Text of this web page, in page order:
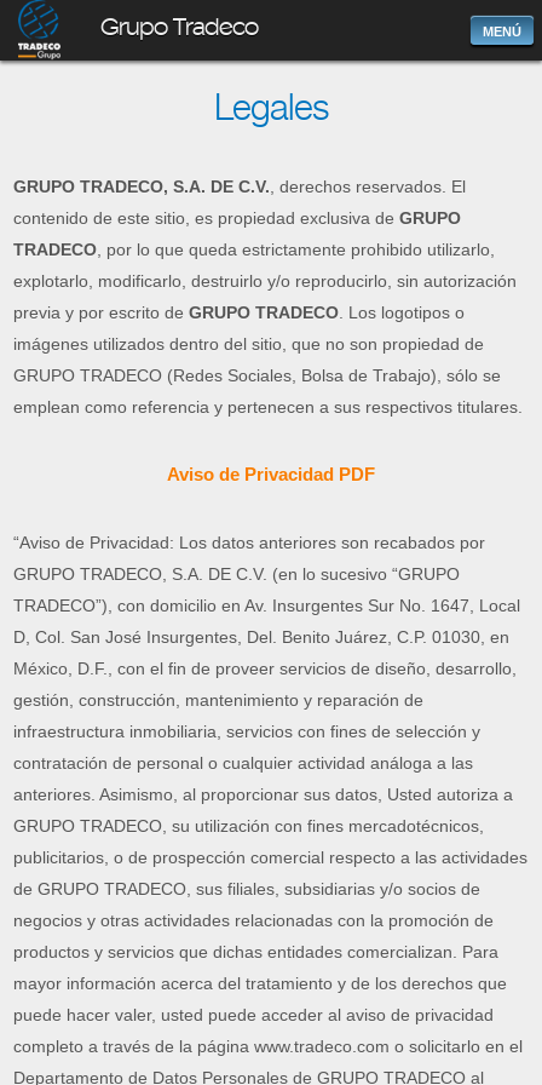
Grupo Tradeco MENÚ
Legales
GRUPO TRADECO, S.A. DE C.V. , derechos reservados. El
contenido de este sitio, es propiedad exclusiva deGRUPO
TRADECO , por lo que queda estrictamente prohibido utilizarlo,
explotarlo, modificarlo, destruirlo y/o reproducirlo, sin autorización
previa y por escrito deGRUPO TRADECO . Los logotipos o
imágenes utilizados dentro del sitio, que no son propiedad de
GRUPO TRADECO (Redes Sociales, Bolsa de Trabajo), sólo se
emplean como referencia y pertenecen a sus respectivos titulares.
Aviso de Privacidad PDF
“Aviso de Privacidad: Los datos anteriores son recabados por
GRUPO TRADECO, S.A. DE C.V. (en lo sucesivo “GRUPO
TRADECO”), con domicilio en Av. Insurgentes Sur No. 1647, Local
D, Col. San José Insurgentes, Del. Benito Juárez, C.P. 01030, en
México, D.F., con el fin de proveer servicios de diseño, desarrollo,
gestión, construcción, mantenimiento y reparación de
infraestructura inmobiliaria, servicios con fines de selección y
contratación de personal o cualquier actividad análoga a las
anteriores. Asimismo, al proporcionar sus datos, Usted autoriza a
GRUPO TRADECO, su utilización con fines mercadotécnicos,
publicitarios, o de prospección comercial respecto a las actividades
de GRUPO TRADECO, sus filiales, subsidiarias y/o socios de
negocios y otras actividades relacionadas con la promoción de
productos y servicios que dichas entidades comercializan. Para
mayor información acerca del tratamiento y de los derechos que
puede hacer valer, usted puede acceder al aviso de privacidad
completo a través de la página www.tradeco.com o solicitarlo en el
Departamento de Datos Personales de GRUPO TRADECO al